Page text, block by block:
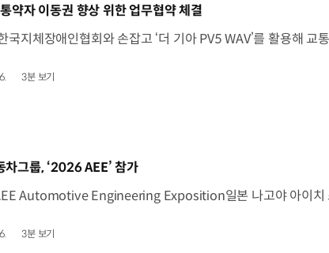
약자 이동권 향상 위한 업무협약 체결
3분 보기
차그룹, ‘2026 AEE’ 참가
3분 보기